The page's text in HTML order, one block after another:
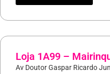
Loja 1A99 –
Av Doutor Gaspar Ricardo